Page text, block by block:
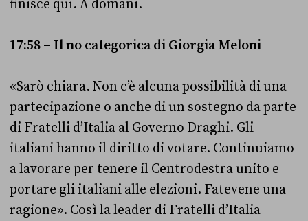
finisce qui. A domani.
17:58 – Il no categorica di Giorgia Meloni
«Sarò chiara. Non c’è alcuna possibilità di una
partecipazione o anche di un sostegno da parte
di Fratelli d’Italia al Governo Draghi. Gli
italiani hanno il diritto di votare. Continuiamo
a lavorare per tenere il Centrodestra unito e
portare gli italiani alle elezioni. Fatevene una
ragione». Così la leader di Fratelli d’Italia